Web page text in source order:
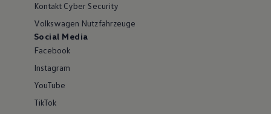
Kontakt Cyber Security
Volkswagen Nutzfahrzeuge
Social Media
Facebook
Instagram
YouTube
TikTok